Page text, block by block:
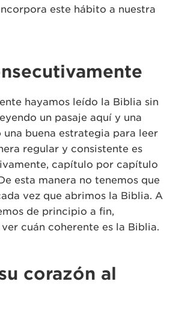
este hábito a nuestra
hayamos leído la Biblia sin
un pasaje aquí y una
una buena estrategia para leer
regular y consistente es
capítulo por capítulo
esta manera no tenemos que
vez que abrimos la Biblia. A
de principio a fin,
cuán coherente es la Biblia.
corazón al